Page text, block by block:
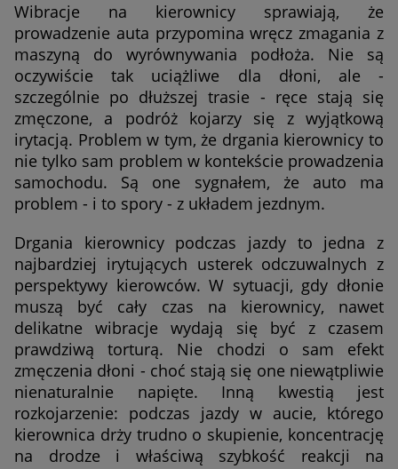
Wibracje na kierownicy sprawiają, że
prowadzenie auta przypomina wręcz zmagania z
maszyną do wyrównywania podłoża. Nie są
oczywiście tak uciążliwe dla dłoni, ale -
szczególnie po dłuższej trasie - ręce stają się
zmęczone, a podróż kojarzy się z wyjątkową
irytacją. Problem w tym, że drgania kierownicy to
nie tylko sam problem w kontekście prowadzenia
samochodu. Są one sygnałem, że auto ma
problem - i to spory - z układem jezdnym.
Drgania kierownicy podczas jazdy to jedna z
najbardziej irytujących usterek odczuwalnych z
perspektywy kierowców. W sytuacji, gdy dłonie
muszą być cały czas na kierownicy, nawet
delikatne wibracje wydają się być z czasem
prawdziwą torturą. Nie chodzi o sam efekt
zmęczenia dłoni - choć stają się one niewątpliwie
nienaturalnie napięte. Inną kwestią jest
rozkojarzenie: podczas jazdy w aucie, którego
kierownica drży trudno o skupienie, koncentrację
na drodze i właściwą szybkość reakcji na